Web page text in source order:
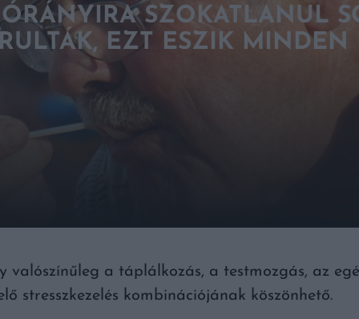
SZOKATLANUL
EZT ESZIK MINDEN
valószínűleg a táplálkozás, a testmozgás, az
stresszkezelés kombinációjának köszönhető.